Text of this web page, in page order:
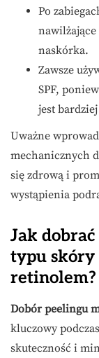
Po
nawilżające
naskórka.
Zawsze
SPF,
jest
Uważne
mechanicznych
się zdrową i
wystąpienia
Jak
typu skóry
retinolem?
Dobór peelingu
kluczowy
skuteczność i